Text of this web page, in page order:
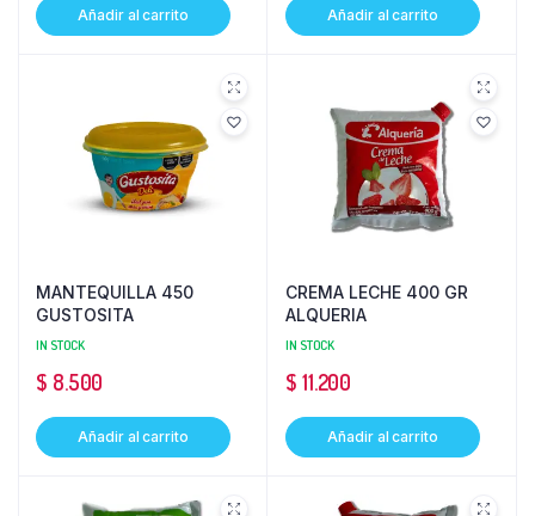
Añadir al carrito Añadir al carrito
MANTEQUILLA 450
GUSTOSITA
IN STOCK
$ 8.500
Añadir al carrito
CREMA LECHE 400 GR
ALQUERIA
IN STOCK
$ 11.200
Añadir al carrito